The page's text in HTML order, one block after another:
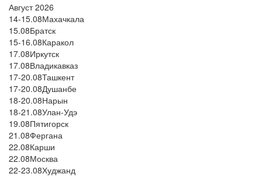
Август 2026
14-15.08Махачкала
15.08Братск
15-16.08Каракол
17.08Иркутск
17.08Владикавказ
17-20.08Ташкент
17-20.08Душанбе
18-20.08Нарын
18-21.08Улан-Удэ
19.08Пятигорск
21.08Фергана
22.08Карши
22.08Москва
22-23.08Худжанд